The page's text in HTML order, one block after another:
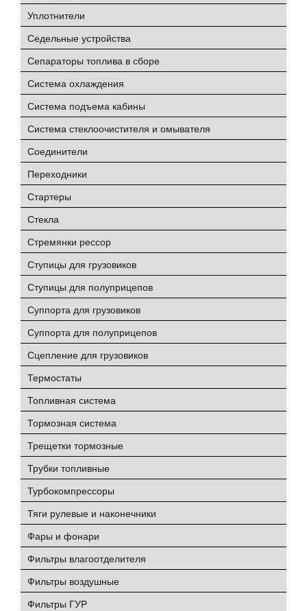
Уплотнители
Седельные устройства
Сепараторы топлива в сборе
Система охлаждения
Система подъема кабины
Система стеклоочистителя и омывателя
Соединители
Переходники
Стартеры
Стекла
Стремянки рессор
Ступицы для грузовиков
Ступицы для полуприцепов
Суппорта для грузовиков
Суппорта для полуприцепов
Сцепление для грузовиков
Термостаты
Топливная система
Тормозная система
Трещетки тормозные
Трубки топливные
Турбокомпрессоры
Тяги рулевые и наконечники
Фары и фонари
Фильтры влагоотделителя
Фильтры воздушные
Фильтры ГУР